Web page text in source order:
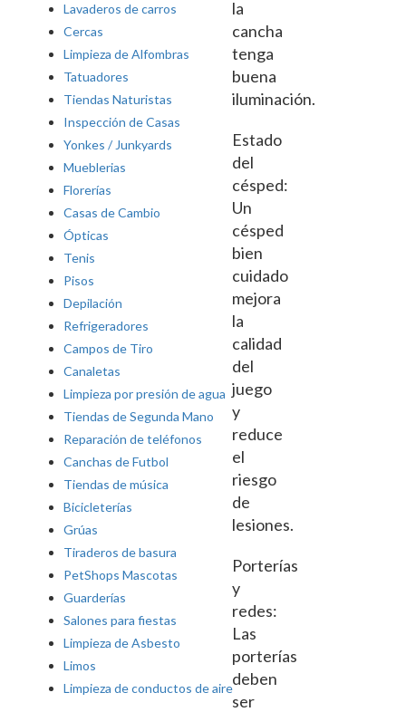
la
cancha
tenga
buena
iluminación.
Estado
del
césped:
Un
césped
bien
cuidado
mejora
la
calidad
del
juego
y
reduce
el
riesgo
de
lesiones.
Porterías
y
redes:
Las
porterías
deben
ser
Lavaderos de carros
Cercas
Limpieza de Alfombras
Tatuadores
Tiendas Naturistas
Inspección de Casas
Yonkes / Junkyards
Mueblerias
Florerías
Casas de Cambio
Ópticas
Tenis
Pisos
Depilación
Refrigeradores
Campos de Tiro
Canaletas
Limpieza por presión de agua
Tiendas de Segunda Mano
Reparación de teléfonos
Canchas de Futbol
Tiendas de música
Bicicleterías
Grúas
Tiraderos de basura
PetShops Mascotas
Guarderías
Salones para fiestas
Limpieza de Asbesto
Limos
Limpieza de conductos de aire